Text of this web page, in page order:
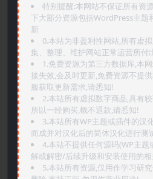
特别提醒:本网站不保证所有资
下大部分资源包括WordPress主题
新
0.本站为非盈利性网站,所有虚
集、整理、维护网站正常运营所付
1.免费资源为第三方数据库,本
接失效,会及时更新,免费资源不提
服获取更新需求,请悉知!
2.本站所有虚拟数字商品,具有
所以一经购买,概不退款,请悉知!
3.本站所有WP主题或插件的汉
而成并对汉化后的简体汉化进行测
4.本站不提供任何源码(WP主
解或解密/后续升级和安装使用的
5.本站所有资源,仅用作学习研